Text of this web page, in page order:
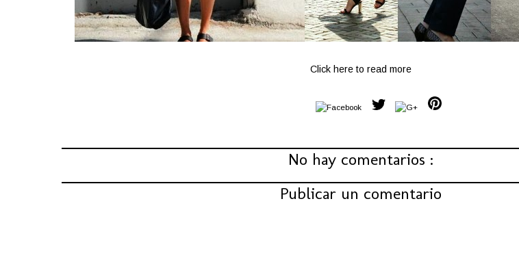
Click here to read more
No hay comentarios :
Publicar un comentario